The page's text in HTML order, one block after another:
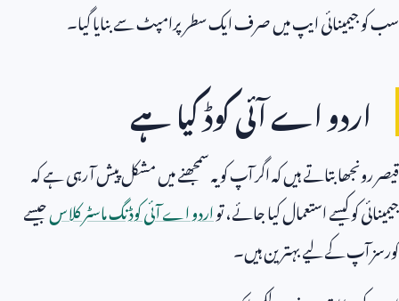
سب کو جیمینائی ایپ میں صرف ایک سطر پرامپٹ سے بنایا گیا۔
اردو اے آئی کوڈ کیا ہے
قیصر رونجھا بتاتے ہیں کہ اگر آپ کو یہ سمجھنے میں مشکل پیش آ رہی ہے کہ
جیمینائی کو کیسے استعمال کیا جائے، تواردو اے آئی کوڈنگ ماسٹر کلاسجیسے
کورسز آپ کے لیے بہترین ہیں۔